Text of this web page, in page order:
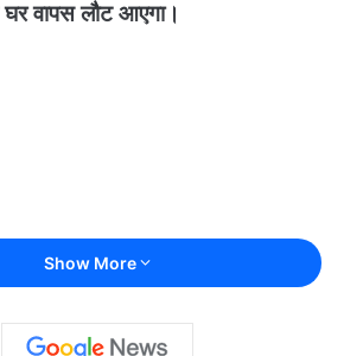
वापस लौट आएगा।
Show More